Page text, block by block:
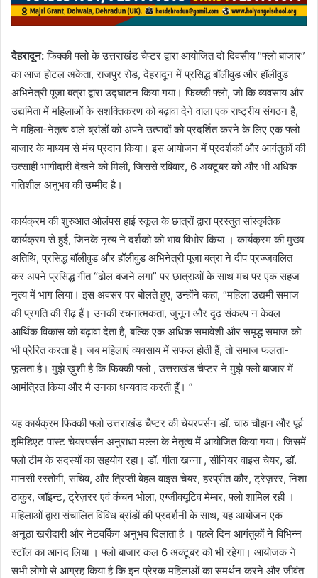
देहरादून:फिक्की फ्लो के उत्तराखंड चैप्टर द्वारा आयोजित दो दिवसीय “फ्लो बाजार”
का आज होटल अकेता, राजपुर रोड, देहरादून में प्रसिद्ध बॉलीवुड और हॉलीवुड
अभिनेत्री पूजा बत्रा द्वारा उद्घाटन किया गया। फिक्की फ्लो, जो कि व्यवसाय और
उद्यमिता में महिलाओं के सशक्तिकरण को बढ़ावा देने वाला एक राष्ट्रीय संगठन है,
ने महिला-नेतृत्व वाले ब्रांडों को अपने उत्पादों को प्रदर्शित करने के लिए एक फ्लो
बाजार के माध्यम से मंच प्रदान किया। इस आयोजन में प्रदर्शकों और आगंतुकों की
उत्साही भागीदारी देखने को मिली, जिससे रविवार, 6 अक्टूबर को और भी अधिक
गतिशील अनुभव की उम्मीद है।
कार्यक्रम की शुरुआत ओलंपस हाई स्कूल के छात्रों द्वारा प्रस्तुत सांस्कृतिक
कार्यक्रम से हुई, जिनके नृत्य ने दर्शको को भाव विभोर किया । कार्यक्रम की मुख्य
अतिथि, प्रसिद्ध बॉलीवुड और हॉलीवुड अभिनेत्री पूजा बत्रा ने दीप प्रज्जवलित
कर अपने प्रसिद्ध गीत “ढोल बजने लगा” पर छात्राओं के साथ मंच पर एक सहज
नृत्य में भाग लिया। इस अवसर पर बोलते हुए, उन्होंने कहा, “महिला उद्यमी समाज
की प्रगति की रीढ़ हैं। उनकी रचनात्मकता, जुनून और दृढ़ संकल्प न केवल
आर्थिक विकास को बढ़ावा देता है, बल्कि एक अधिक समावेशी और समृद्ध समाज को
भी प्रेरित करता है। जब महिलाएं व्यवसाय में सफल होती हैं, तो समाज फलता-
फूलता है। मुझे ख़ुशी है कि फिक्की फ्लो , उत्तराखंड चैप्टर ने मुझे फ्लो बाजार में
आमंत्रित किया और मै उनका धन्यवाद करती हूँ। ”
यह कार्यक्रम फिक्की फ्लो उत्तराखंड चैप्टर की चेयरपर्सन डॉ. चारु चौहान और पूर्व
इमिडिएट पास्ट चेयरपर्सन अनुराधा मल्ला के नेतृत्व में आयोजित किया गया। जिसमें
फ्लो टीम के सदस्यों का सहयोग रहा। डॉ. गीता खन्ना , सीनियर वाइस चेयर, डॉ.
मानसी रस्तोगी, सचिव, और त्रिप्ती बेहल वाइस चेयर, हरप्रीत कौर, ट्रेज़रर, निशा
ठाकुर, जॉइन्ट, ट्रेज़रर एवं कंचन भोला, एग्जीक्यूटिव मेम्बर, फ्लो शामिल रही ।
महिलाओं द्वारा संचालित विविध ब्रांडों की प्रदर्शनी के साथ, यह आयोजन एक
अनूठा खरीदारी और नेटवर्किंग अनुभव दिलाता है । पहले दिन आगंतुकों ने विभिन्न
स्टॉल का आनंद लिया । फ्लो बाजार कल 6 अक्टूबर को भी रहेगा। आयोजक ने
सभी लोगो से आग्रह किया है कि इन प्रेरक महिलाओं का समर्थन करने और जीवंत